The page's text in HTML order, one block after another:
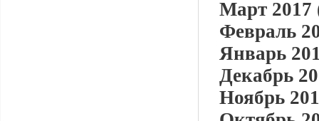
Март 2017
Февраль
Январь
Декабрь
Ноябрь